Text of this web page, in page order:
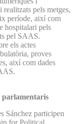
realitzats pels metges,
període, així com
hospitalari pels
pel SAAS.
els actes
proves
així com dades
parlamentaris
Sánchez participen
for Political